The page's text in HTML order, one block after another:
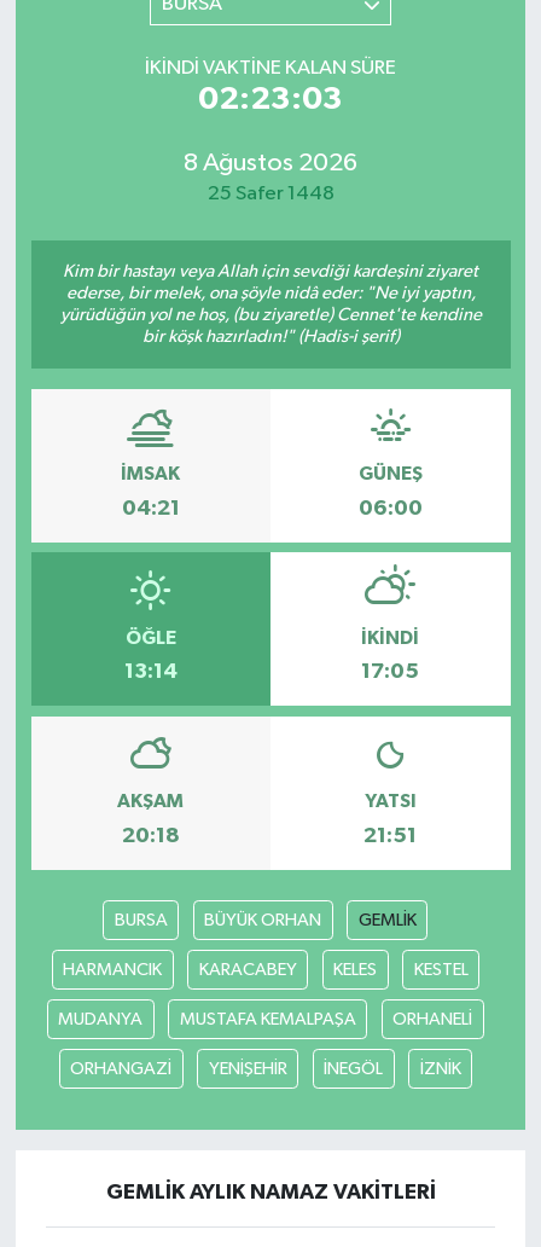
BURSA
İKINDI VAKTINE KALAN SÜRE
02:23:03
8 Ağustos 2026
25 Safer 1448
Kim bir hastayı veya Allah için sevdiği kardeşini ziyaret
ederse, bir melek, ona şöyle nidâ eder: "Ne iyi yaptın,
yürüdüğün yol ne hoş, (bu ziyaretle) Cennet'te kendine
bir köşk hazırladın!" (Hadis-i şerif)
İMSAK
04:21
GÜNEŞ
06:00
ÖĞLE
13:14
İKINDI
17:05
AKŞAM
20:18
YATSI
21:51
BURSA BÜYÜK ORHAN GEMLİK
HARMANCIK KARACABEY KELES KESTEL
MUDANYA MUSTAFA KEMALPAŞA ORHANELİ
ORHANGAZİ YENİŞEHİR İNEGÖL İZNİK
GEMLİK AYLIK NAMAZ VAKITLERI